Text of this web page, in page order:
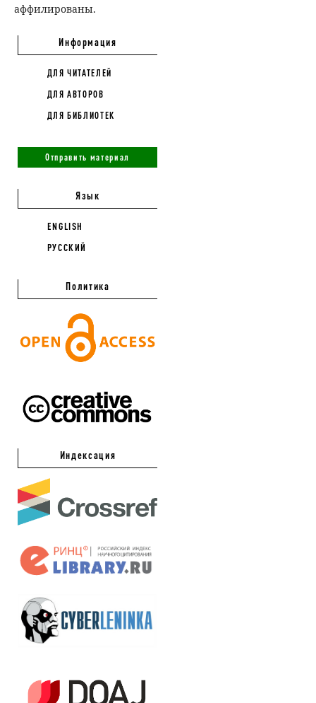
аффилированы.
Информация
ДЛЯ ЧИТАТЕЛЕЙ
ДЛЯ АВТОРОВ
ДЛЯ БИБЛИОТЕК
Отправить материал
Язык
ENGLISH
РУССКИЙ
Политика
Индексация